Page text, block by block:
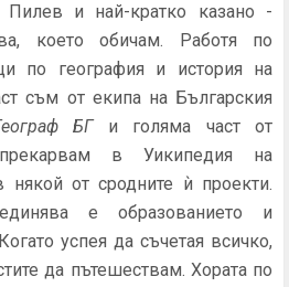
и най-кратко казано -
което обичам. Работя по
по география и история на
съм от екипа на Българския
БГи голяма част от
в Уикипедия на
от сродните ѝ проекти.
е образованието и
успея да съчетая всичко,
да пътешествам. Хората по